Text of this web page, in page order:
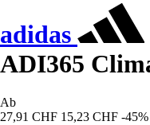
adidas
ADI365
Ab
27,91 CHF 15,23 CHF -45%